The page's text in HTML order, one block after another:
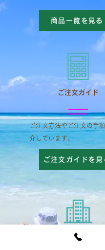
商品一覧を見る
​ご注文ガイド
ご注文方法やご注文の手
介しています。
ご注文ガイドを見
​会社概要